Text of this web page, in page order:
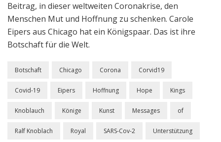
Beitrag, in dieser weltweiten Coronakrise, den
Menschen Mut und Hoffnung zu schenken. Carole
Eipers aus Chicago hat ein Königspaar. Das ist ihre
Botschaft für die Welt.
Botschaft Chicago Corona Corvid19
Covid-19 Eipers Hoffnung Hope Kings
Knoblauch Könige Kunst Messages of
Ralf Knoblach Royal SARS-Cov-2 Unterstützung